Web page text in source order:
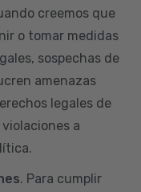
creemos que
o tomar medidas
sospechas de
amenazas
legales de
a
. Para cumplir